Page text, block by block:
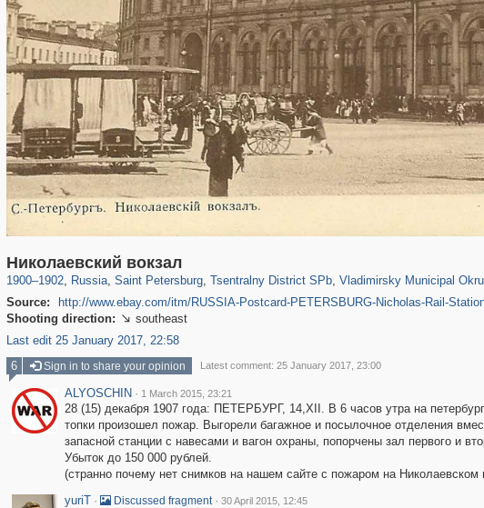
Николаевский вокзал
1900–1902, Russia
1,406,242 29,243
, Saint Petersburg
197,106 5,709
, Tsentralny District SPb, Vladimirsky Municipal
Source:
http://www.ebay.com/itm/RUSSIA-Postcard-PETERSBURG-Nicholas-Rail-
Shooting direction:  southeast
Last edit 25 January 2017, 22:58
6 Sign in to share your opinion Latest comment: 25 January 2017, 23:00
ALYOSCHIN · 1 March 2015, 23:21
28 (15) декабря 1907 года: ПЕТЕРБУРГ, 14,ХII. В 6 часов утра на
топки произошел пожар. Выгорели багажное и посылочное отделения
запасной станции с навесами и вагон охраны, попорчены зал первого и
Убыток до 150 000 рублей.
(странно почему нет снимков на нашем сайте с пожаром на Николаевском
yuriT · Discussed fragment · 30 April 2015, 12:45